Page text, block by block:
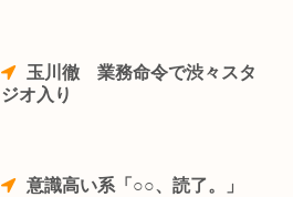
ジオ入り
意識高い系「○○、読了。」